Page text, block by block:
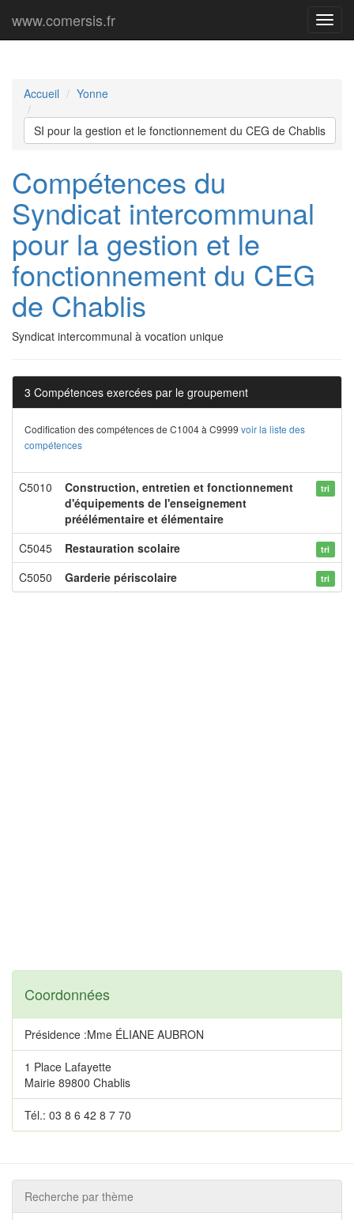
Menu
www.comersis.fr
Accueil Yonne
SI pour la gestion et le fonctionnement du CEG de Chablis
Compétences du
Syndicat intercommunal
pour la gestion et le
fonctionnement du CEG
de Chablis
Syndicat intercommunal à vocation unique
3 Compétences exercées par le groupement
Codification des compétences de C1004 à C9999 voir la liste des
compétences
C5010
Construction, entretien et fonctionnement
d'équipements de l'enseignement
préélémentaire et élémentaire
tri
C5045 Restauration scolaire tri
C5050 Garderie périscolaire tri
Coordonnées
Présidence :Mme ÉLIANE AUBRON
1 Place Lafayette
Mairie 89800 Chablis
Tél.: 03 8 6 42 8 7 70
Recherche par thème